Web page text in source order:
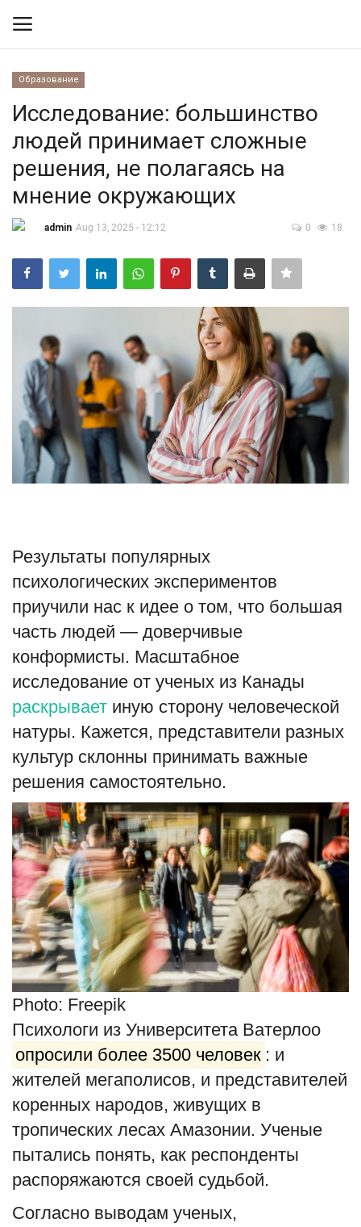
Контакты
Правила размещения
Политика
Экономика
Технологии
Спорт
Туризм
Недвижимость
Авто
Образование
В мире
Россия
Язык
English Русский
Образование
Исследование: большинство
людей принимает сложные
решения, не полагаясь на
мнение окружающих
admin Aug 13, 2025 - 12:12 0 18
Результаты популярных
психологических экспериментов
приучили нас к идее о том, что большая
часть людей — доверчивые
конформисты. Масштабное
исследование от ученых из Канады
раскрывает иную сторону человеческой
натуры. Кажется, представители разных
культур склонны принимать важные
решения самостоятельно.
Photo: Freepik
Психологи из Университета Ватерлоо
опросили более 3500 человек : и
жителей мегаполисов, и представителей
коренных народов, живущих в
тропических лесах Амазонии. Ученые
пытались понять, как респонденты
распоряжаются своей судьбой.
Согласно выводам ученых,